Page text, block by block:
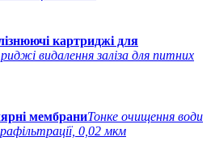
картриджі для
видалення заліза для питних
мембраниТонке очищення води
0,02 мкм